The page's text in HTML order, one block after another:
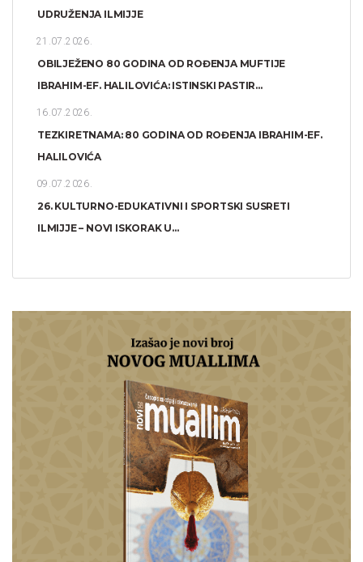
UDRUŽENJA ILMIJJE
21.07.2026.
OBILJEŽENO 80 GODINA OD ROĐENJA MUFTIJE
IBRAHIM-EF. HALILOVIĆA: ISTINSKI PASTIR...
16.07.2026.
TEZKIRETNAMA: 80 GODINA OD ROĐENJA IBRAHIM-EF.
HALILOVIĆA
09.07.2026.
26. KULTURNO-EDUKATIVNI I SPORTSKI SUSRETI
ILMIJJE – NOVI ISKORAK U...